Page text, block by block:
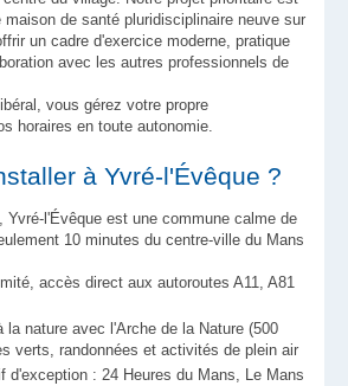
de contact*
Contacter
maison de santé pluridisciplinaire neuve sur
un cadre d'exercice moderne, pratique
avec les autres professionnels de
vous gérez votre propre
horaires en toute autonomie.
à Yvré-l'Évêque ?
Yvré-l'Évêque est une commune calme de
10 minutes du centre-ville du Mans
accès direct aux autoroutes A11, A81
la nature avec l'Arche de la Nature (500
verts, randonnées et activités de plein air
d'exception : 24 Heures du Mans, Le Mans